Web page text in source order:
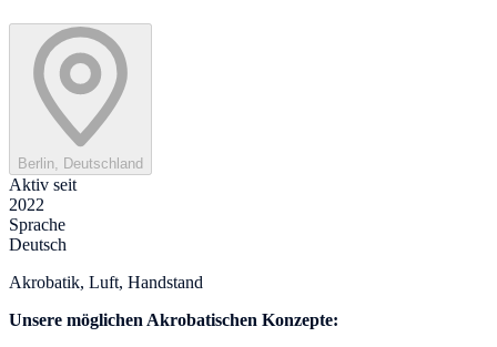
Berlin, Deutschland
Aktiv seit
2022
Sprache
Deutsch
Akrobatik, Luft, Handstand
Unsere möglichen Akrobatischen Konzepte: